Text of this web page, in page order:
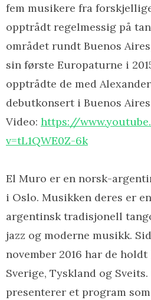
fem musikere fra
opptrådt regelmessig på
området rundt Buenos
sin første Europaturne i
opptrådte de med
debutkonsert i Buenos
Video: https://
v=tL1QWE0Z-6k
El Muro er en norsk-
i Oslo. Musikken deres er
argentinsk tradisjonell
jazz og moderne musikk.
november 2016 har de
Sverige, Tyskland og
presenterer et program